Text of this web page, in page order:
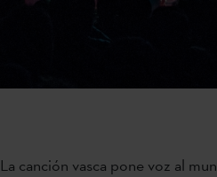
La canción vasca pone voz al